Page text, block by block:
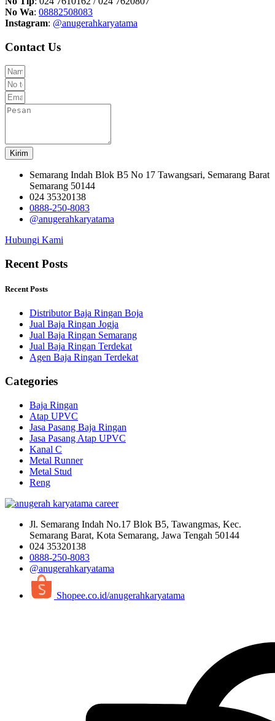
No Wa: 08882508083
Instagram: @anugerahkaryatama
Contact Us
Kirim
Semarang Indah Blok B5 No 17 Tawangsari, Semarang Barat
Semarang 50144
024 35320138
0888-250-8083
@anugerahkaryatama
Hubungi Kami
Recent Posts
Recent Posts
Distributor Baja Ringan Boja
Jual Baja Ringan Jogja
Jual Baja Ringan Semarang
Jual Baja Ringan Terdekat
Agen Baja Ringan Terdekat
Categories
Baja Ringan
Atap UPVC
Jasa Pasang Baja Ringan
Jasa Pasang Atap UPVC
Kanal C
Metal Runner
Metal Stud
Reng
Jl. Semarang Indah No.17 Blok B5, Tawangmas, Kec.
Semarang Barat, Kota Semarang, Jawa Tengah 50144
024 35320138
0888-250-8083
@anugerahkaryatama
Shopee.co.id/anugerahkaryatama